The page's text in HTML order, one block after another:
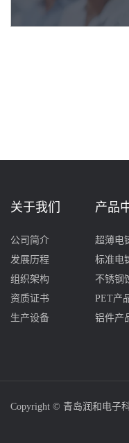
关于我们
公司简介
发展历程
组织架构
资质证书
生产设备
产品
超薄电
标准电
不锈钢
PET产
铝件产
Copyright © 青岛润和电子